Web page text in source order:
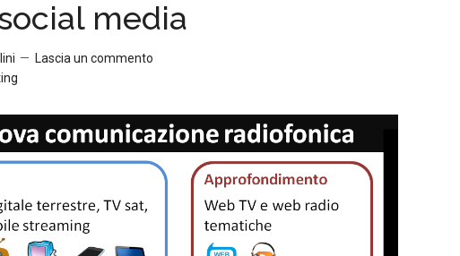
media
Lascia un commento